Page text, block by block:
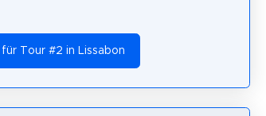
für Tour #2 in Lissabon